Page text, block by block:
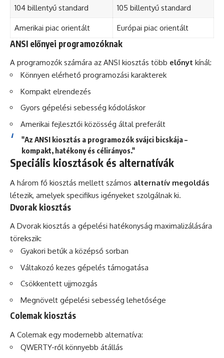
104 billentyű standard 105 billentyű standard
Amerikai piac orientált Európai piac orientált
ANSI előnyei programozóknak
A programozók számára az ANSI kiosztás több előnyt kínál:
Könnyen elérhető programozási karakterek
Kompakt elrendezés
Gyors gépelési sebesség kódoláskor
Amerikai fejlesztői közösség által preferált
"Az ANSI kiosztás a programozók svájci bicskája –
kompakt, hatékony és célirányos."
Speciális kiosztások és alternatívák
A három fő kiosztás mellett számos alternatív megoldás
létezik, amelyek specifikus igényeket szolgálnak ki.
Dvorak kiosztás
A Dvorak kiosztás a gépelési hatékonyság maximalizálására
törekszik:
Gyakori betűk a középső sorban
Váltakozó kezes gépelés támogatása
Csökkentett ujjmozgás
Megnövelt gépelési sebesség lehetősége
Colemak kiosztás
A Colemak egy modernebb alternatíva:
QWERTY-ről könnyebb átállás